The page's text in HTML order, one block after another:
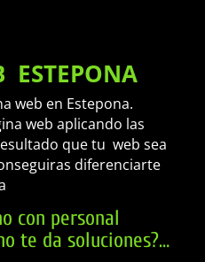
ESTEPONA
web en Estepona.
web aplicando las
que tu web sea
diferenciarte
con personal
te da soluciones?…